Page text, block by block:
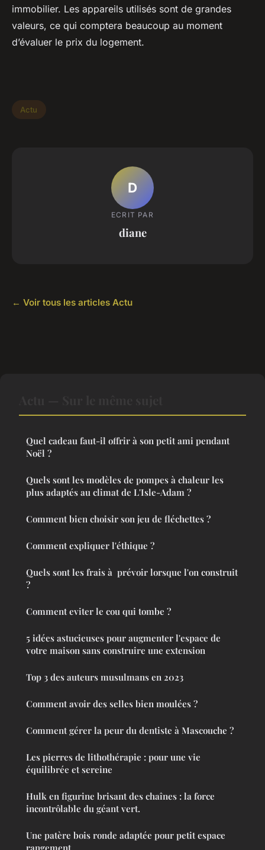
immobilier. Les appareils utilisés sont de grandes
valeurs, ce qui comptera beaucoup au moment
d’évaluer le prix du logement.
Actu
D
ECRIT PAR
diane
← Voir tous les articles Actu
Quel cadeau faut-il offrir à son petit ami pendant
Noël ?
Quels sont les modèles de pompes à chaleur les
plus adaptés au climat de L'Isle-Adam ?
Comment bien choisir son jeu de fléchettes ?
Comment expliquer l'éthique ?
Quels sont les frais à prévoir lorsque l'on construit
?
Comment eviter le cou qui tombe ?
5 idées astucieuses pour augmenter l'espace de
votre maison sans construire une extension
Top 3 des auteurs musulmans en 2023
Comment avoir des selles bien moulées ?
Comment gérer la peur du dentiste à Mascouche ?
Les pierres de lithothérapie : pour une vie
équilibrée et sereine
Hulk en figurine brisant des chaînes : la force
incontrôlable du géant vert.
Une patère bois ronde adaptée pour petit espace